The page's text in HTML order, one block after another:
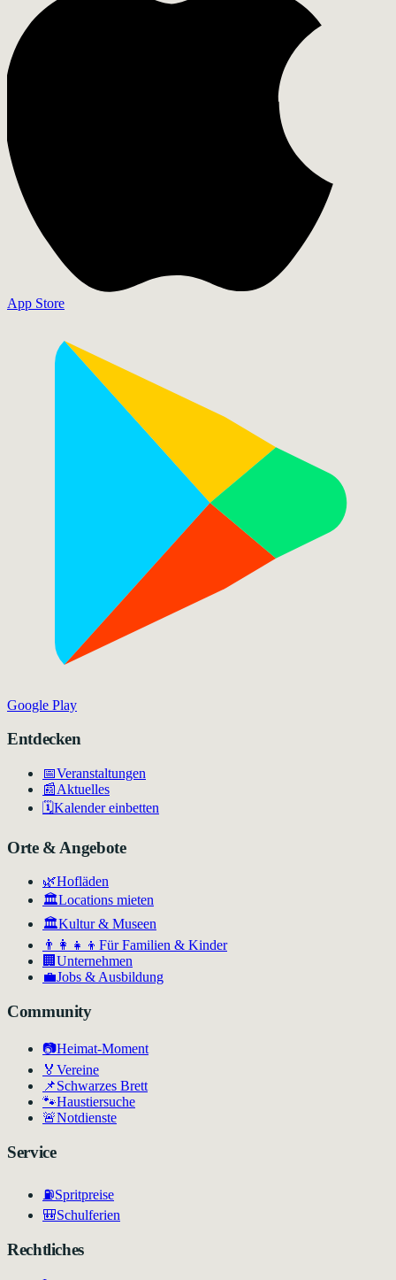
App Store
Google Play
Entdecken
📅Veranstaltungen
📰Aktuelles
🗓️Kalender einbetten
Orte & Angebote
🌿Hofläden
🏛️Locations mieten
🏛Kultur & Museen
👨‍👩‍👧‍👦 Für Familien & Kinder
🏢 Unternehmen
💼Jobs & Ausbildung
Community
📷Heimat-Moment
🏅 Vereine
📌Schwarzes Brett
🐾Haustiersuche
🚨Notdienste
Service
⛽Spritpreise
🎒Schulferien
Rechtliches